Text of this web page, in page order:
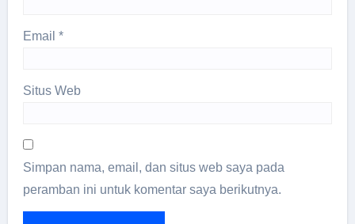
Email*
Situs Web
Simpan nama, email, dan situs web saya pada
peramban ini untuk komentar saya berikutnya.